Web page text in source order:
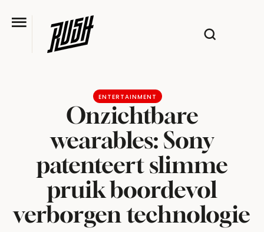
ENTERTAINMENT
Onzichtbare
wearables: Sony
patenteert slimme
pruik boordevol
verborgen technologie